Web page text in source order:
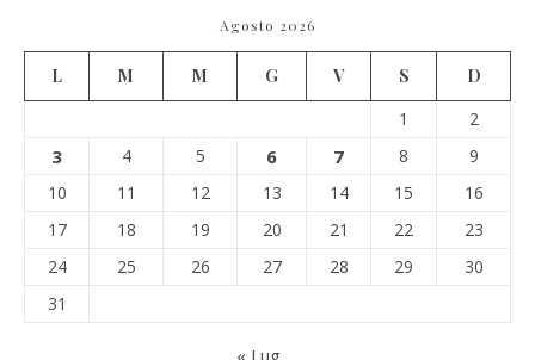
Agosto 2026
L M M G V S
D
1
2
3 4 5 6 7 8
9
10
11 12 13 14 15
16
17
18 19 20 21 22
23
24
25 26 27 28 29
30
31
« Lug